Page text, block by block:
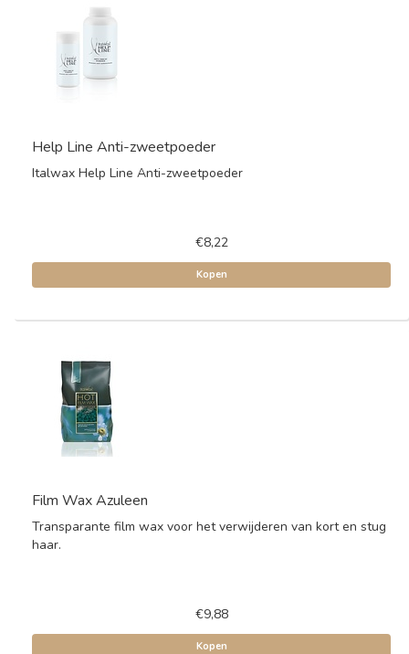
Help Line Anti-zweetpoeder
Italwax Help Line Anti-zweetpoeder
€8,22
Kopen
Film Wax Azuleen
Transparante film wax voor het verwijderen van kort en stug
haar.
€9,88
Kopen